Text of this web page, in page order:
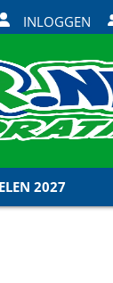
INLOGGEN
2027